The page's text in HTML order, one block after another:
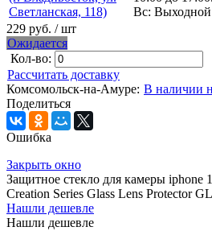
Светланская, 118)
Вс: Выходной
229 руб. / шт
Ожидается
Кол-во:
Рассчитать доставку
Комсомольск-на-Амуре: В наличии
Поделиться
Ошибка
Закрыть окно
Защитное стекло для камеры iphone
Creation Series Glass Lens Protector
Нашли дешевле
Нашли дешевле